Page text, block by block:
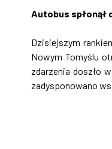
Autobus spłonął
Dzisiejszym
Nowym Tomyślu
zdarzenia doszło
zadysponowano